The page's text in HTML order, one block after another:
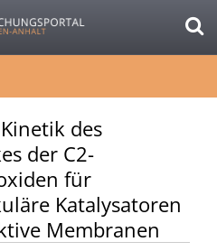
des
der C2-
für
Katalysatoren
Membranen